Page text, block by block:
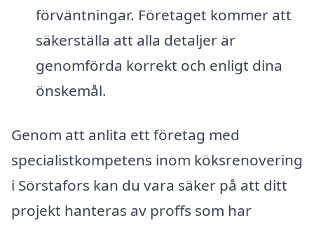
förväntningar. Företaget kommer att
säkerställa att alla detaljer är
genomförda korrekt och enligt dina
önskemål.
Genom att anlita ett företag med
specialistkompetens inom köksrenovering
i Sörstafors kan du vara säker på att ditt
projekt hanteras av proffs som har